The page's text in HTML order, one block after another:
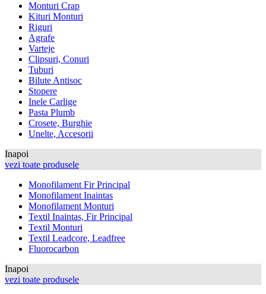
Monturi Crap
Kituri Monturi
Riguri
Agrafe
Varteje
Clipsuri, Conuri
Tuburi
Bilute Antisoc
Stopere
Inele Carlige
Pasta Plumb
Crosete, Burghie
Unelte, Accesorii
Inapoi
vezi toate produsele
Monofilament Fir Principal
Monofilament Inaintas
Monofilament Monturi
Textil Inaintas, Fir Principal
Textil Monturi
Textil Leadcore, Leadfree
Fluorocarbon
Inapoi
vezi toate produsele